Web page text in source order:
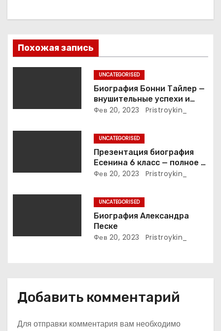
з
а
и
с
м
Похожая запись
UNCATEGORISED
Биография Бонни Тайлер —
внушительные успехи и
интимные подробности
Фев 20, 2023 Pristroykin_
UNCATEGORISED
Презентация биография
Есенина 6 класс — полное и
подробное описание жизни
Фев 20, 2023 Pristroykin_
UNCATEGORISED
Биография Александра
Песке
Фев 20, 2023 Pristroykin_
Добавить комментарий
Для отправки комментария вам необходимо